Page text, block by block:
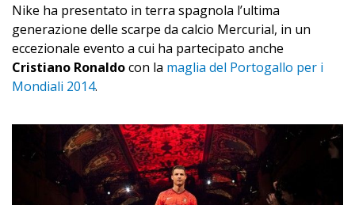
Nike ha presentato in terra spagnola l’ultima
generazione delle scarpe da calcio Mercurial, in un
eccezionale evento a cui ha partecipato anche
Cristiano Ronaldocon la maglia del Portogallo per i
Mondiali 2014.